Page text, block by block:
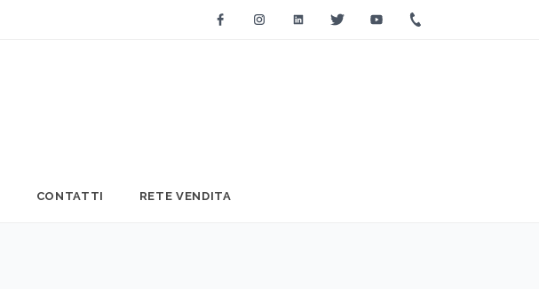
FacebookInstagramLinkedinTwitter Youtube
CONTATTI RETE VENDITA